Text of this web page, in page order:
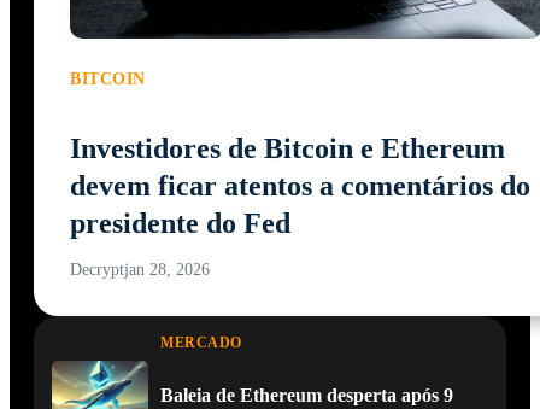
Investidores de Bitcoin e Ethereum
devem ficar atentos a comentários do
presidente do Fed
MERCADO